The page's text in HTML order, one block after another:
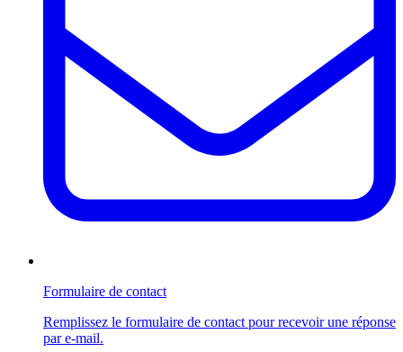
Formulaire de contact
Remplissez le formulaire de contact pour recevoir une réponse
par e-mail.